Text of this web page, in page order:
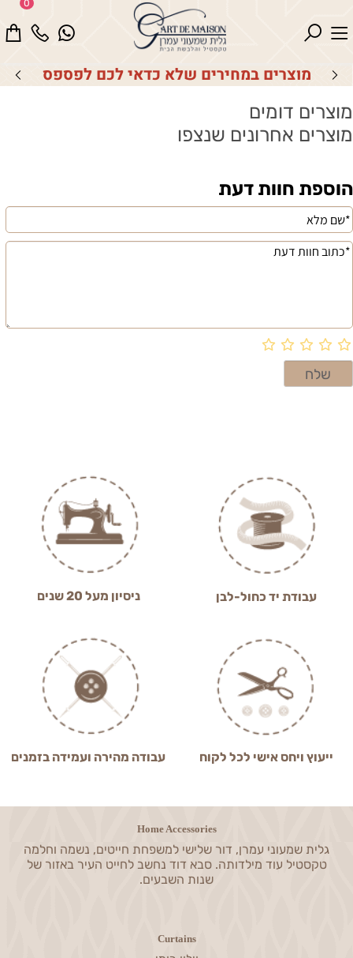
מוצרים במחירים שלא כדאי לכם לפספס
0
מוצרים דומים
מוצרים אחרונים שנצפו
הוספת חוות דעת
עבודת יד כחול-לבן ניסיון מעל 20 שנים
ייעוץ ויחס אישי לכל לקוח עבודה מהירה ועמידה בזמנים
Home Accessories
גלית שמעוני עמרן, דור שלישי למשפחת חייטים, נשמה וחלמה
טקסטיל עוד מילדותה. סבא דוד נחשב לחייט העיר באזור של
שנות השבעים.
Curtains